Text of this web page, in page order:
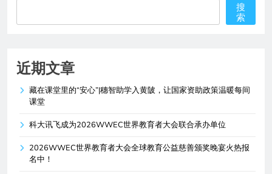
搜
索
近期文章
藏在课堂里的“安心”|穗智助学入黄陂，让国家资助政策温暖每间
课堂
科大讯飞成为2026WWEC世界教育者大会联合承办单位
2026WWEC世界教育者大会全球教育公益慈善颁奖晚宴火热报
名中！